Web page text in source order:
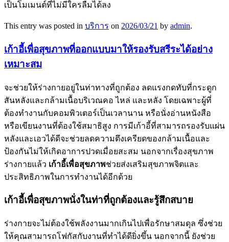
เป็นโมเมนต์ที่ไม่มีใครลืมได้ลง
This entry was posted in บริการ on 2026/03/21 by admin.
เก้าอี้เพื่อสุขภาพที่ออกแบบมาให้รองรับสรีระได้อย่าง
เหมาะสม
จะช่วยให้ร่างกายอยู่ในท่าทางที่ถูกต้อง ลดแรงกดทับที่กระดูก
สันหลังและกล้ามเนื้อบริเวณคอ ไหล่ และหลัง โดยเฉพาะผู้ที่
ต้องทำงานกับคอมพิวเตอร์เป็นเวลานาน หรือนั่งอ่านหนังสือ
หรือเขียนงานที่ต้องใช้สมาธิสูง การมีเก้าอี้ที่สามารถรองรับแผ่น
หลังและเอวได้ดีจะช่วยลดความตึงเครียดของกล้ามเนื้อและ
ป้องกันไม่ให้เกิดอาการปวดเมื่อยสะสม นอกจากเรื่องสุขภาพ
ร่างกายแล้ว เก้าอี้เพื่อสุขภาพช่วยส่งเสริมสุขภาพจิตและ
ประสิทธิภาพในการทำงานได้อีกด้วย
เก้าอี้เพื่อสุขภาพนั่งในท่าที่ถูกต้องและรู้สึกสบาย
ร่างกายจะไม่ต้องใช้พลังงานมากเกินไปเพื่อรักษาสมดุล ซึ่งช่วย
ให้คุณสามารถโฟกัสกับงานที่ทำได้ดียิ่งขึ้น นอกจากนี้ ยังช่วย